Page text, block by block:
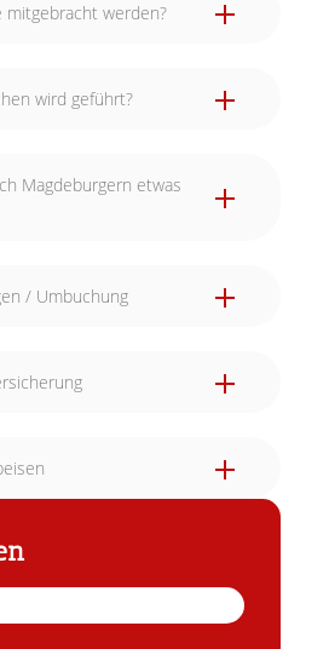
mitgebracht werden?
wird geführt?
Magdeburgern etwas
/ Umbuchung